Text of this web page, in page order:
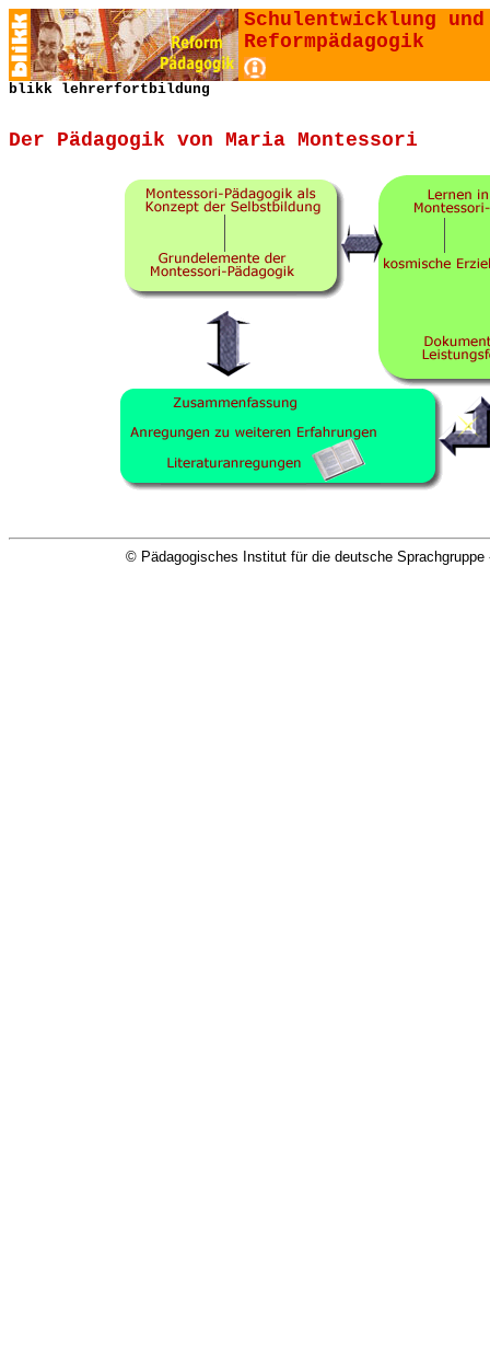
Schulentwicklung und
Reformpädagogik
blikk lehrerfortbildung
Der Pädagogik von Maria Montessori
© Pädagogisches Institut für die deutsche Sprachgruppe